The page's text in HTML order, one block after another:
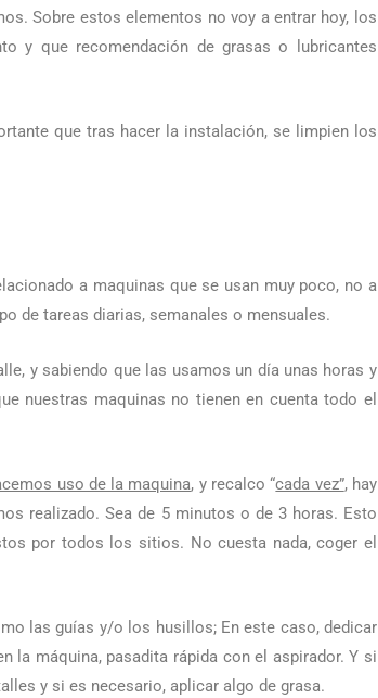
Sobre estos elementos no voy a entrar hoy, los
y que recomendación de grasas o lubricantes
que tras hacer la instalación, se limpien los
a maquinas que se usan muy poco, no a
de tareas diarias, semanales o mensuales.
y sabiendo que las usamos un día unas horas y
nuestras maquinas no tienen en cuenta todo el
uso de la maquina, y recalco “cada vez”, hay
realizado. Sea de 5 minutos o de 3 horas. Esto
por todos los sitios. No cuesta nada, coger el
las guías y/o los husillos; En este caso, dedicar
la máquina, pasadita rápida con el aspirador. Y si
y si es necesario, aplicar algo de grasa.